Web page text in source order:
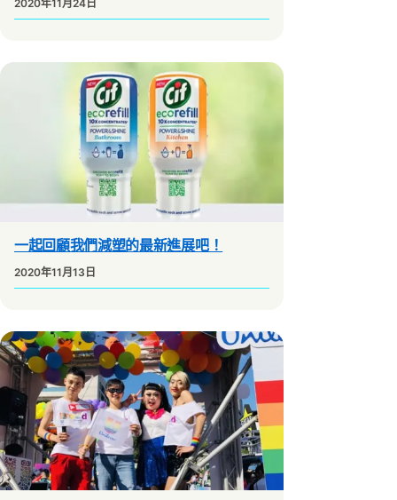
2020年11月24日
一起回顧我們減塑的最新進展吧！
2020年11月13日